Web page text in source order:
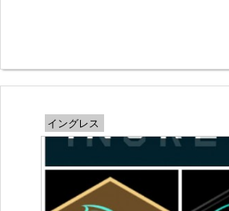
イングレス